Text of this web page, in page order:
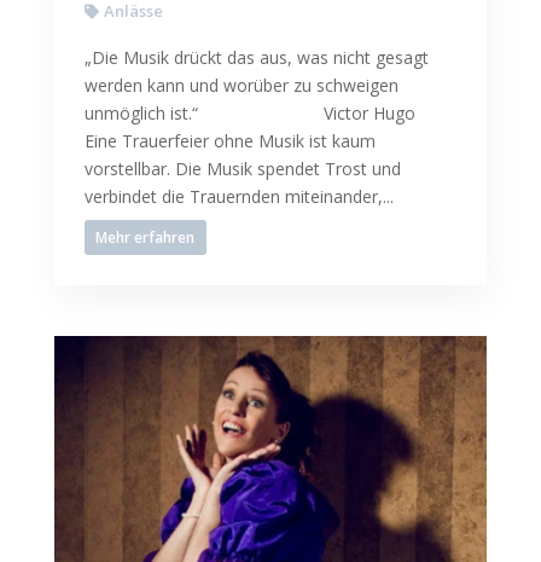
Anlässe
„Die Musik drückt das aus, was nicht gesagt
werden kann und worüber zu schweigen
unmöglich ist.“ Victor Hugo
Eine Trauerfeier ohne Musik ist kaum
vorstellbar. Die Musik spendet Trost und
verbindet die Trauernden miteinander,...
Mehr erfahren